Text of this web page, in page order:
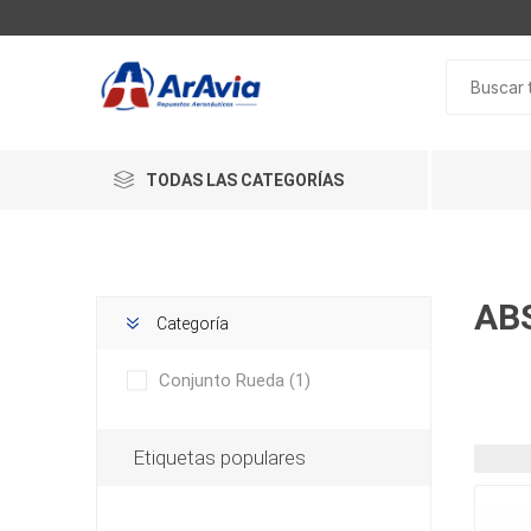
TODAS LAS CATEGORÍAS
Categoría
Conjunto Rueda (1)
Etiquetas populares